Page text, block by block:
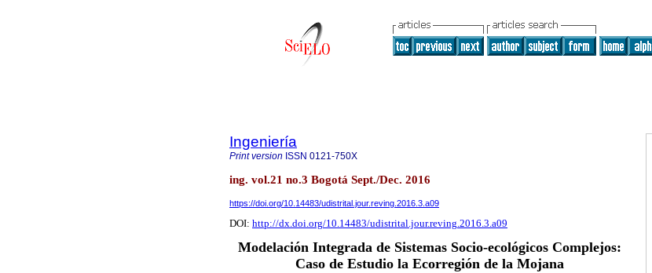
Ingeniería
Print version ISSN 0121-750X
ing. vol.21 no.3 Bogotá Sept./Dec. 2016
https://doi.org/10.14483/udistrital.jour.reving.2016.3.a09
DOI: http://dx.doi.org/10.14483/udistrital.jour.reving.2016.3.a09
Modelación Integrada de Sistemas Socio-ecológicos Complejos:
Caso de Estudio la Ecorregión de la Mojana